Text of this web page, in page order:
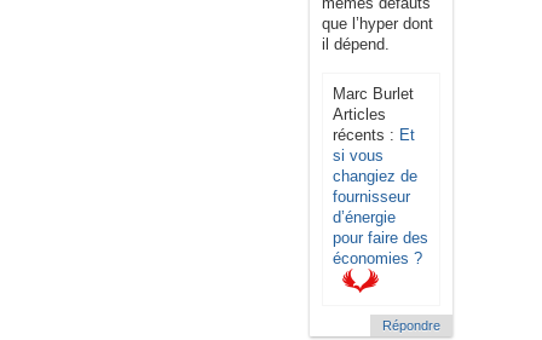
que l’hyper dont
il dépend.
Marc Burlet
Articles
récents : Et
si vous
changiez de
fournisseur
d’énergie
pour faire des
économies ?
Répondre